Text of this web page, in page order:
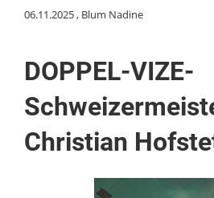
06.11.2025, Blum Nadine
DOPPEL-VIZE-
Christian